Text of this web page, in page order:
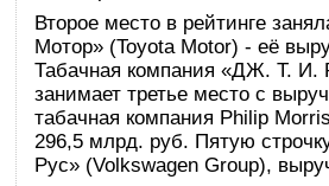
Второе место в рейтинге
Мотор» (Toyota Motor) - её
Табачная компания «ДЖ. Т. И.
занимает третье место с
табачная компания Philip
296,5 млрд. руб. Пятую
Рус» (Volkswagen Group),